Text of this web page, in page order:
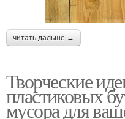
читать дальше →
Творческие
пластиковых
мусора для